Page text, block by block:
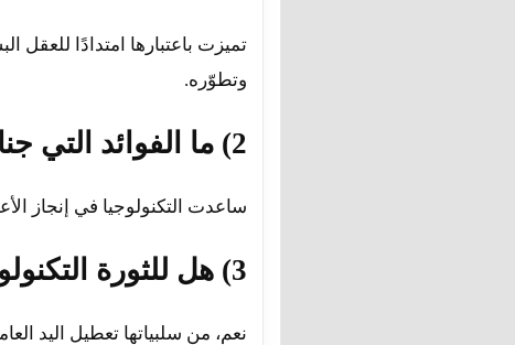
تميزت باعتبارها امتدادًا
وتطوّره.
2) ما الفوائد التي جناها الإنسان؟
ساعدت التكنولوجيا في إنجاز
3) هل للثورة التكنولوجية سلبيات؟ ما هي؟
نعم، من سلبياتها تعطيل اليد